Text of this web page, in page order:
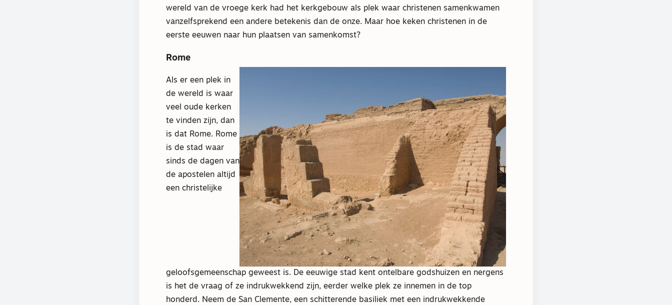
wereld van de vroege kerk had het kerkgebouw als plek waar christenen samenkwamen
vanzelfsprekend een andere betekenis dan de onze. Maar hoe keken christenen in de
eerste eeuwen naar hun plaatsen van samenkomst?
Rome
Als er een plek in
de wereld is waar
veel oude kerken
te vinden zijn, dan
is dat Rome. Rome
is de stad waar
sinds de dagen van
de apostelen altijd
een christelijke
geloofsgemeenschap geweest is. De eeuwige stad kent ontelbare godshuizen en nergens
is het de vraag of ze indrukwekkend zijn, eerder welke plek ze innemen in de top
honderd. Neem de San Clemente, een schitterende basiliek met een indrukwekkende